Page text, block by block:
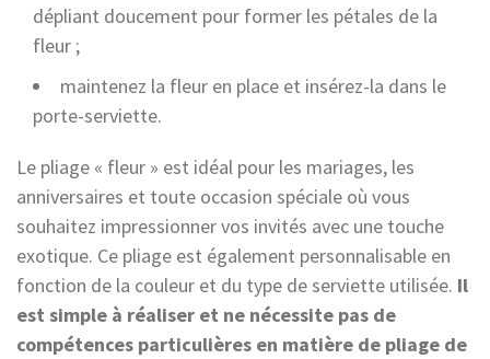
dépliant doucement pour former les pétales de la
fleur ;
maintenez la fleur en place et insérez-la dans le
porte-serviette.
Le pliage « fleur » est idéal pour les mariages, les
anniversaires et toute occasion spéciale où vous
souhaitez impressionner vos invités avec une touche
exotique. Ce pliage est également personnalisable en
fonction de la couleur et du type de serviette utilisée. Il
est simple à réaliser et ne nécessite pas de
compétences particulières en matière de pliage de